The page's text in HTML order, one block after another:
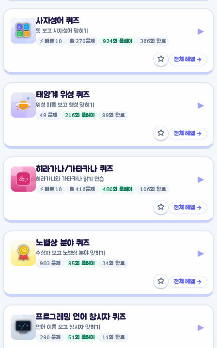
사자성어 퀴즈
뜻 보고 사자성어 맞히기
⚡ 빠른 10 총 270문제 924회 플레이 366회 완료
▸
☆즐겨찾기에 추가
전체 레벨 →
태양계 위성 퀴즈
위성 이름 보고 행성 맞히기
49 문제 216회 플레이 99회 완료
▸
☆즐겨찾기에 추가
전체 레벨 →
히라가나/가타카나 퀴즈
히라가나와 가타카나 읽기 연습
⚡ 빠른 10 총 416문제 480회 플레이 106회 완료
▸
☆즐겨찾기에 추가
전체 레벨 →
노벨상 분야 퀴즈
수상자 보고 노벨상 분야 맞히기
983 문제 95회 플레이 34회 완료
▸
☆즐겨찾기에 추가
전체 레벨 →
프로그래밍 언어 창시자 퀴즈
언어 이름 보고 창시자 맞히기
290 문제 51회 플레이 11회 완료
▸